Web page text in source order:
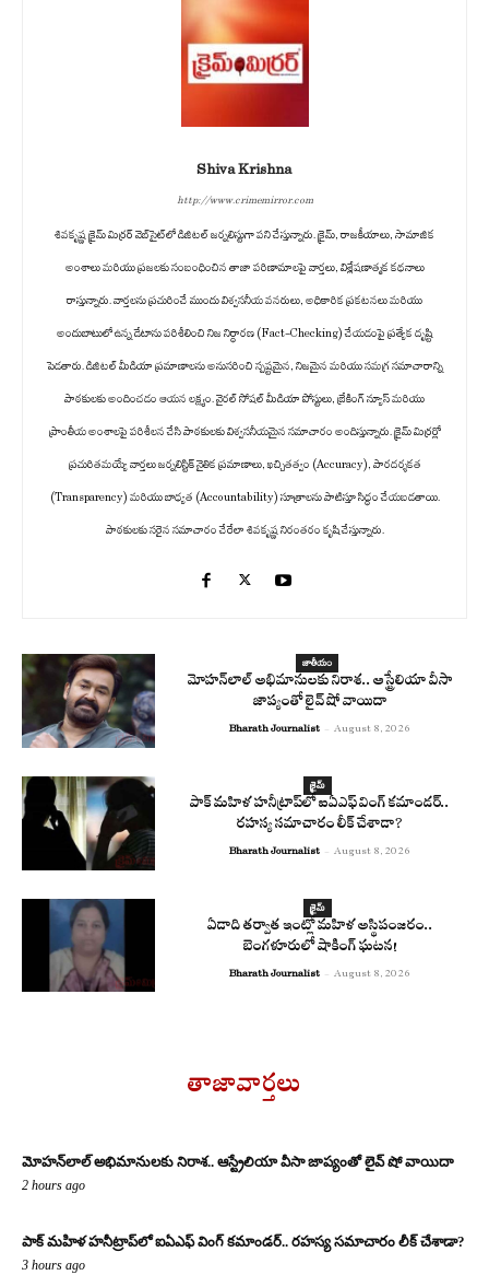
Shiva Krishna
http://www.crimemirror.com
శివకృష్ణ క్రైమ్ మిర్రర్ వెబ్‌సైట్‌లో డిజిటల్ జర్నలిస్టుగా పని చేస్తున్నారు. క్రైమ్, రాజకీయాలు, సామాజిక
అంశాలు మరియు ప్రజలకు సంబంధించిన తాజా పరిణామాలపై వార్తలు, విశ్లేషణాత్మక కథనాలు
రాస్తున్నారు. వార్తలను ప్రచురించే ముందు విశ్వసనీయ వనరులు, అధికారిక ప్రకటనలు మరియు
అందుబాటులో ఉన్న డేటాను పరిశీలించి నిజ నిర్ధారణ (Fact-Checking) చేయడంపై ప్రత్యేక దృష్టి
పెడతారు. డిజిటల్ మీడియా ప్రమాణాలను అనుసరించి స్పష్టమైన, నిజమైన మరియు సమగ్ర సమాచారాన్ని
పాఠకులకు అందించడం ఆయన లక్ష్యం. వైరల్ సోషల్ మీడియా పోస్టులు, బ్రేకింగ్ న్యూస్ మరియు
ప్రాంతీయ అంశాలపై పరిశీలన చేసి పాఠకులకు విశ్వసనీయమైన సమాచారం అందిస్తున్నారు. క్రైమ్ మిర్రర్లో
ప్రచురితమయ్యే వార్తలు జర్నలిస్టిక్ నైతిక ప్రమాణాలు, ఖచ్చితత్వం (Accuracy), పారదర్శకత
(Transparency) మరియు బాధ్యత (Accountability) సూత్రాలను పాటిస్తూ సిద్ధం చేయబడతాయి.
పాఠకులకు సరైన సమాచారం చేరేలా శివకృష్ణ నిరంతరం కృషి చేస్తున్నారు.
జాతీయం
మోహన్‌లాల్ అభిమానులకు నిరాశ.. ఆస్ట్రేలియా వీసా
జాప్యంతో లైవ్ షో వాయిదా
Bharath Journalist - August 8, 2026
క్రైమ్
పాక్ మహిళ హనీట్రాప్‌లో ఐఏఎఫ్ వింగ్ కమాండర్..
రహస్య సమాచారం లీక్ చేశాడా?
Bharath Journalist - August 8, 2026
క్రైమ్
ఏడాది తర్వాత ఇంట్లో మహిళ అస్థిపంజరం..
బెంగళూరులో షాకింగ్ ఘటన!
Bharath Journalist - August 8, 2026
తాజావార్తలు
మోహన్‌లాల్ అభిమానులకు నిరాశ.. ఆస్ట్రేలియా వీసా జాప్యంతో లైవ్ షో వాయిదా
2 hours ago
పాక్ మహిళ హనీట్రాప్‌లో ఐఏఎఫ్ వింగ్ కమాండర్.. రహస్య సమాచారం లీక్ చేశాడా?
3 hours ago